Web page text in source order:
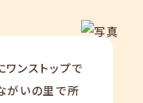
ンストップで
がいの里で所